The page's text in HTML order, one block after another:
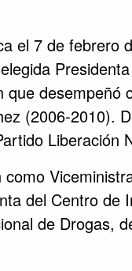
el 7 de febrero
desempeñó
(2006-2010).
Liberación
del Centro de
de Drogas,